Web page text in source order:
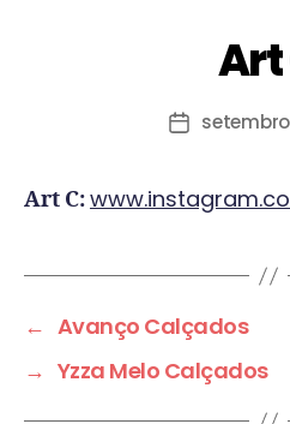
Art
Art C:
← Avanço Calçados
→ Yzza Melo Calçados